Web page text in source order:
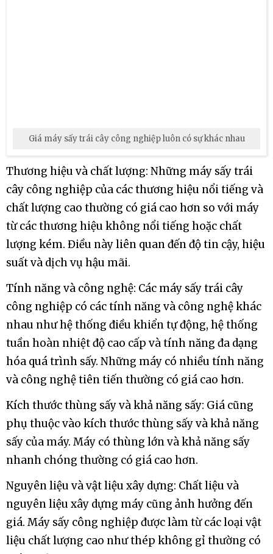
Giá máy sấy trái cây công nghiệp luôn có sự khác nhau
Thương hiệu và chất lượng: Những máy sấy trái
cây công nghiệp của các thương hiệu nổi tiếng và
chất lượng cao thường có giá cao hơn so với máy
từ các thương hiệu không nổi tiếng hoặc chất
lượng kém. Điều này liên quan đến độ tin cậy, hiệu
suất và dịch vụ hậu mãi.
Tính năng và công nghệ: Các máy sấy trái cây
công nghiệp có các tính năng và công nghệ khác
nhau như hệ thống điều khiển tự động, hệ thống
tuần hoàn nhiệt độ cao cấp và tính năng đa dạng
hóa quá trình sấy. Những máy có nhiều tính năng
và công nghệ tiên tiến thường có giá cao hơn.